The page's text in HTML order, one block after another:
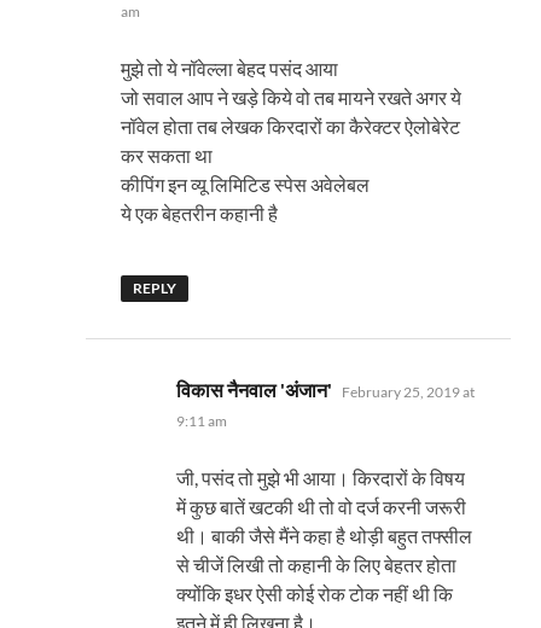
am
मुझे तो ये नॉवेल्ला बेहद पसंद आया
जो सवाल आप ने खड़े किये वो तब मायने रखते अगर ये
नॉवेल होता तब लेखक किरदारों का कैरेक्टर ऐलोबेरेट
कर सकता था
कीपिंग इन व्यू लिमिटिड स्पेस अवेलेबल
ये एक बेहतरीन कहानी है
REPLY
विकास नैनवाल 'अंजान' says:
February 25, 2019 at
9:11 am
जी, पसंद तो मुझे भी आया। किरदारों के विषय
में कुछ बातें खटकी थी तो वो दर्ज करनी जरूरी
थी। बाकी जैसे मैंने कहा है थोड़ी बहुत तफ्सील
से चीजें लिखी तो कहानी के लिए बेहतर होता
क्योंकि इधर ऐसी कोई रोक टोक नहीं थी कि
इतने में ही लिखना है।